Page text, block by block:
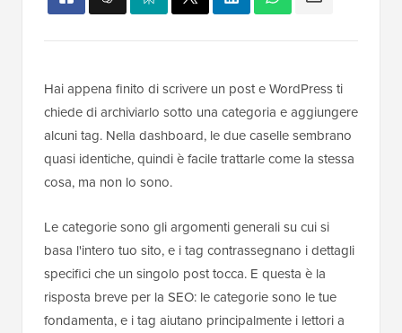
Hai appena finito di scrivere un post e WordPress ti
chiede di archiviarlo sotto una categoria e aggiungere
alcuni tag. Nella dashboard, le due caselle sembrano
quasi identiche, quindi è facile trattarle come la stessa
cosa, ma non lo sono.
Le categorie sono gli argomenti generali su cui si
basa l'intero tuo sito, e i tag contrassegnano i dettagli
specifici che un singolo post tocca. E questa è la
risposta breve per la SEO: le categorie sono le tue
fondamenta, e i tag aiutano principalmente i lettori a